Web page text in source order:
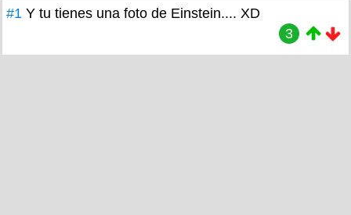
#1 Y tu tienes una foto de Einstein.... XD
3